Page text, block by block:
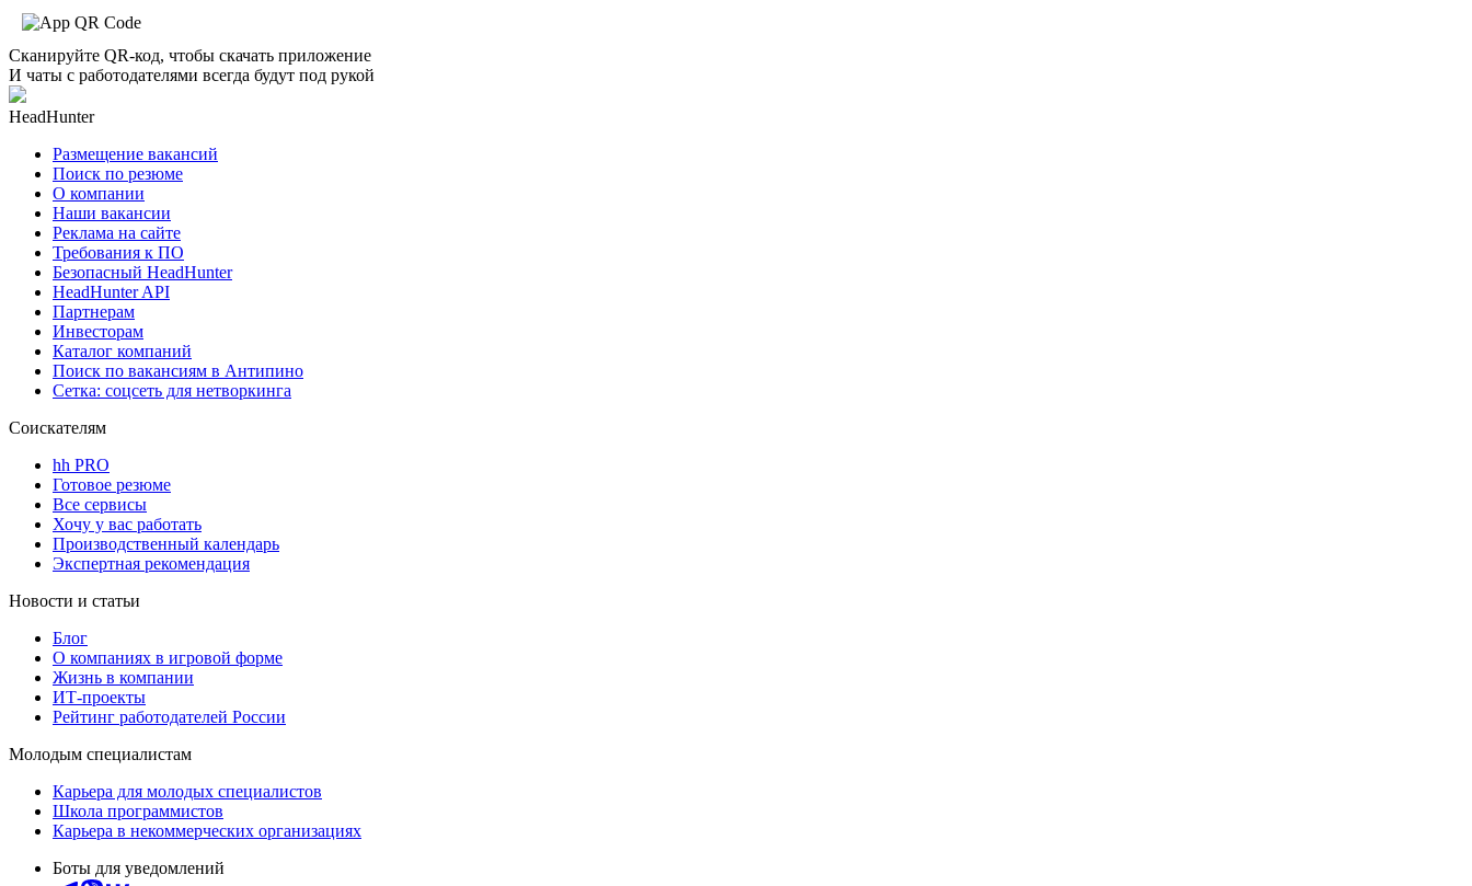
Сканируйте QR-код, чтобы скачать приложение
И чаты с работодателями всегда будут под рукой
HeadHunter
Размещение вакансий
Поиск по резюме
О компании
Наши вакансии
Реклама на сайте
Требования к ПО
Безопасный HeadHunter
HeadHunter API
Партнерам
Инвесторам
Каталог компаний
Поиск по вакансиям в Антипино
Сетка: соцсеть для нетворкинга
Соискателям
hh PRO
Готовое резюме
Все сервисы
Хочу у вас работать
Производственный календарь
Экспертная рекомендация
Новости и статьи
Блог
О компаниях в игровой форме
Жизнь в компании
ИТ-проекты
Рейтинг работодателей России
Молодым специалистам
Карьера для молодых специалистов
Школа программистов
Карьера в некоммерческих организациях
Боты для уведомлений